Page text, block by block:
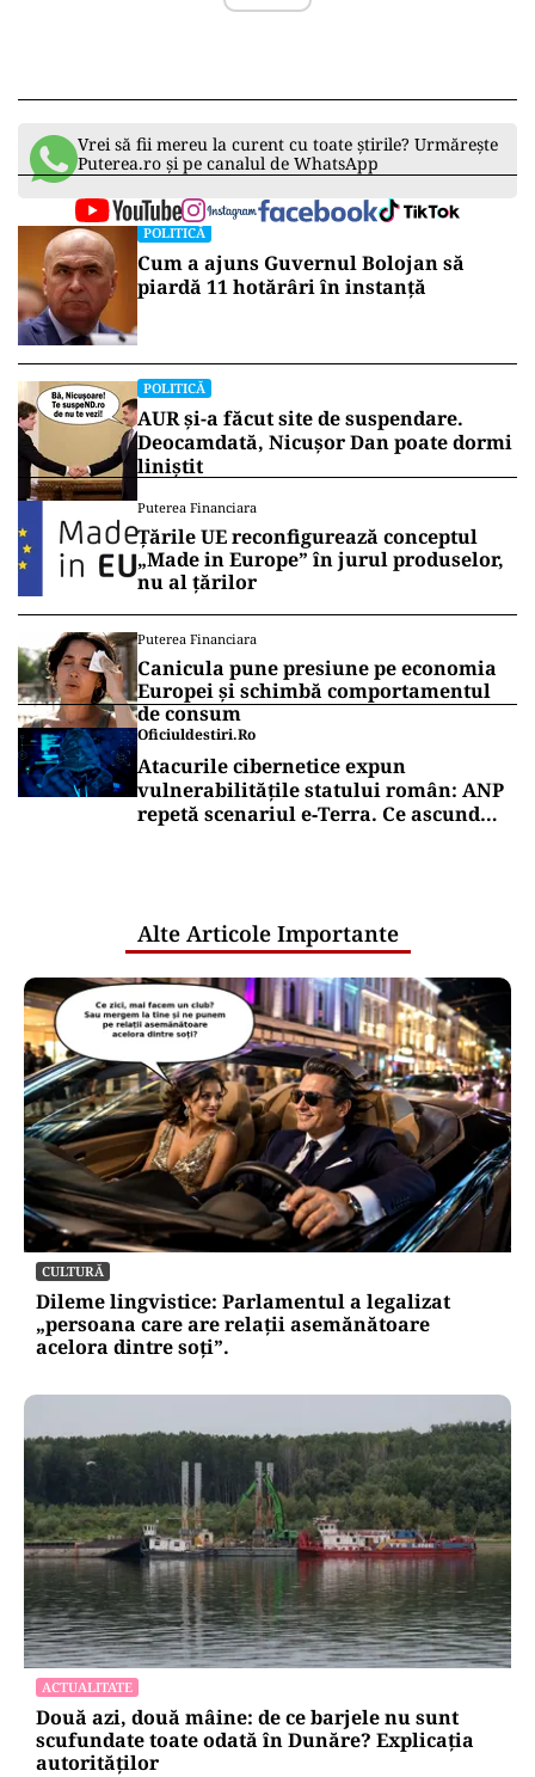
Vrei să fii mereu la curent cu toate știrile? Urmărește
Puterea.ro și pe canalul de WhatsApp
POLITICĂ
Cum a ajuns Guvernul Bolojan să
piardă 11 hotărâri în instanță
POLITICĂ
AUR și-a făcut site de suspendare.
Deocamdată, Nicușor Dan poate dormi
liniștit
Puterea Financiara
Țările UE reconfigurează conceptul
„Made in Europe” în jurul produselor,
nu al țărilor
Puterea Financiara
Canicula pune presiune pe economia
Europei și schimbă comportamentul
de consum
Oficiuldestiri.ro
Atacurile cibernetice expun
vulnerabilitățile statului român: ANP
repetă scenariul e‑Terra. Ce ascund
Alte Articole Importante
CULTURĂ
Dileme lingvistice: Parlamentul a legalizat
„persoana care are relații asemănătoare
acelora dintre soți”.
ACTUALITATE
Două azi, două mâine: de ce barjele nu sunt
scufundate toate odată în Dunăre? Explicația
autorităților